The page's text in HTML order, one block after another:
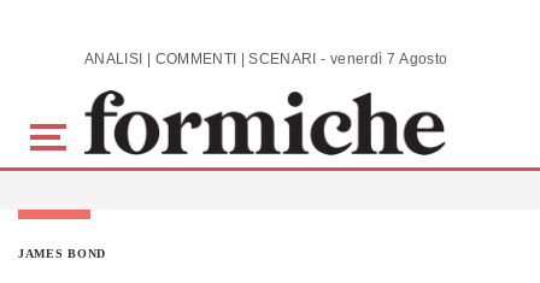
Skip to main content ANALISI | COMMENTI | SCENARI - venerdì 7 Agosto 2026
JAMES BOND